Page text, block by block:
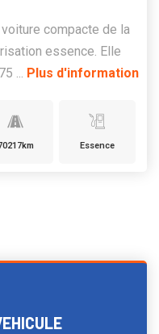
compacte de la
essence. Elle
... Plus d'information
Essence